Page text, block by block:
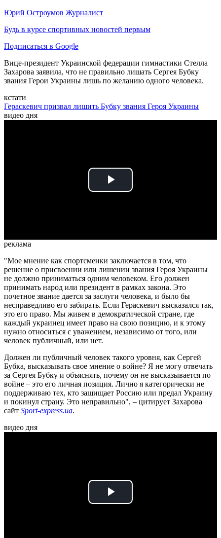
Юрий Остроумов Журналист
Будь в курсе спортивных новостей первым
Подписаться в Google
Вице-президент Украинской федерации гимнастики Стелла
Захарова заявила, что не правильно лишать Сергея Бубку
звания Герои Украины лишь по желанию одного человека.
кстати
Гераскевич призвал лишить Бубку звания Героя Украины
видео дня
Play
реклама
"Мое мнение как спортсменки заключается в том, что
решение о присвоении или лишении звания Героя Украины
не должно приниматься одним человеком. Его должен
принимать народ или президент в рамках закона. Это
почетное звание дается за заслуги человека, и было бы
несправедливо его забирать. Если Гераскевич высказался так,
это его право. Мы живем в демократической стране, где
каждый украинец имеет право на свою позицию, и к этому
нужно относиться с уважением, независимо от того, или
человек публичный, или нет.
Должен ли публичный человек такого уровня, как Сергей
Бубка, высказывать свое мнение о войне? Я не могу отвечать
за Сергея Бубку и объяснять, почему он не высказывается по
войне – это его личная позиция. Лично я категорически не
поддерживаю тех, кто защищает Россию или предал Украину
и покинул страну. Это неправильно", – цитирует Захарова
сайт Sport-express.ua.
видео дня
Play